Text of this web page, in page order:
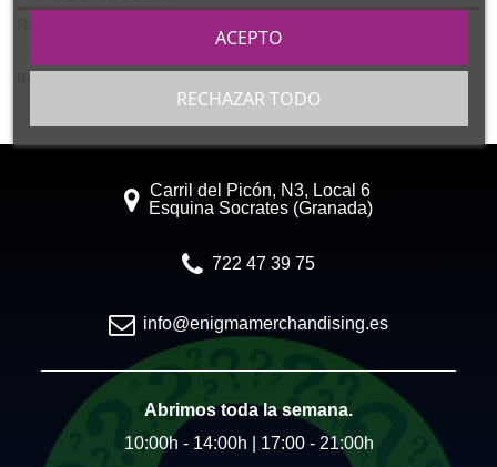
Carril del Picón, N3, Local 6
Esquina Socrates (Granada)
722 47 39 75
info@enigmamerchandising.es
Abrimos toda la semana.
10:00h - 14:00h | 17:00 - 21:00h
RECHAZAR TODO
ACEPTO